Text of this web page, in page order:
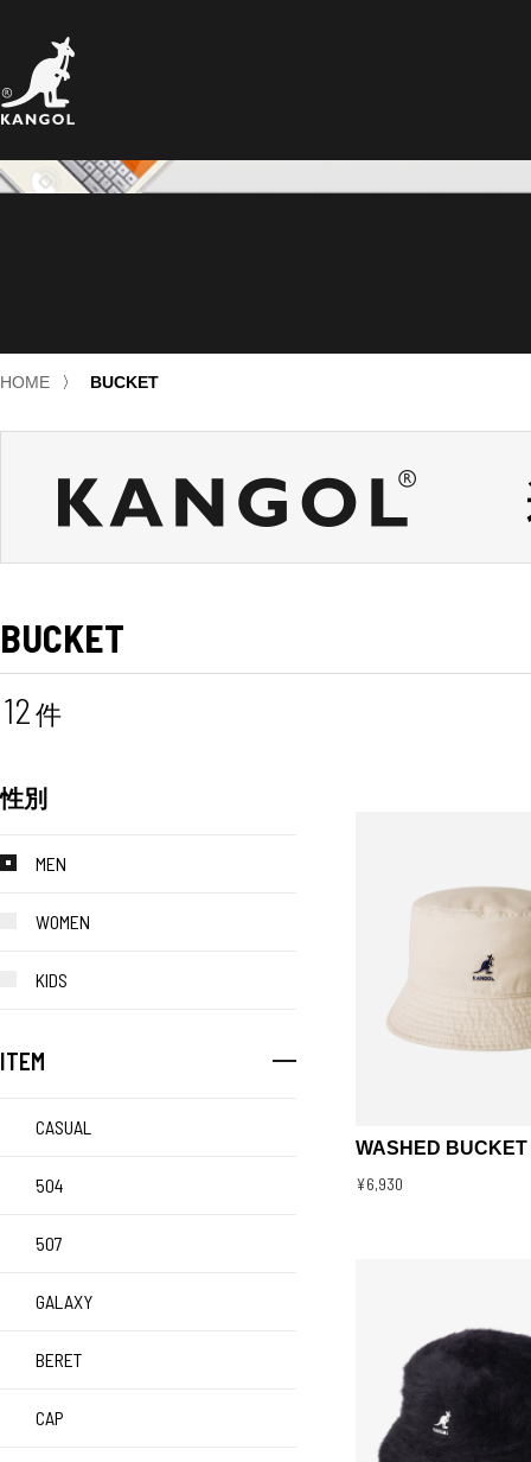
HOME 〉 BUCKET
BUCKET
12 件
性別
MEN
WOMEN
KIDS
ITEM
CASUAL
504
507
GALAXY
BERET
CAP
WASHED BUCKET
¥6,930